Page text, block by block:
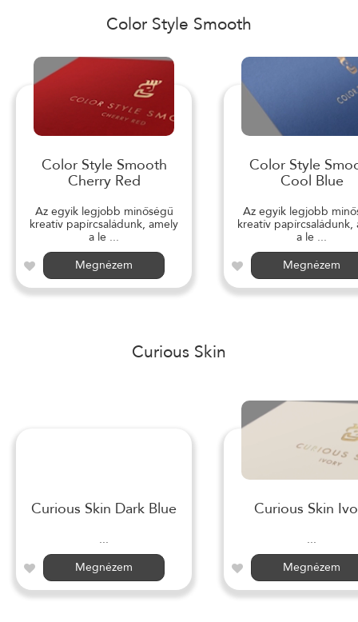
Color Style Smooth
Color Style Smooth
Cherry Red
Az egyik legjobb minőségű
kreatív papírcsaládunk, amely
a le ...
Megnézem
Color Style
Cool Blue
Az egyik legjobb
kreatív papírcsaládunk,
a le ...
Megnézem
Curious Skin
Curious Skin Dark Blue
...
Megnézem
Curious Skin
...
Megnézem